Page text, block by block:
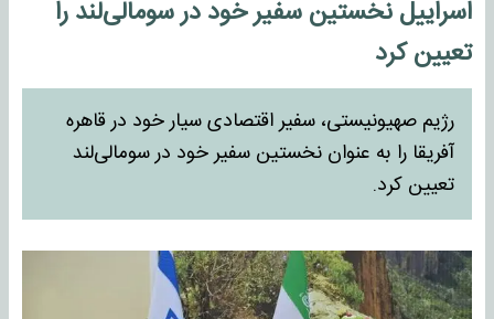
اسراییل نخستین سفیر خود در سومالی‌لند را
تعیین کرد
رژیم صهیونیستی، سفیر اقتصادی سیار خود در قاهره
آفریقا را به عنوان نخستین سفیر خود در سومالی‌لند
تعیین کرد.